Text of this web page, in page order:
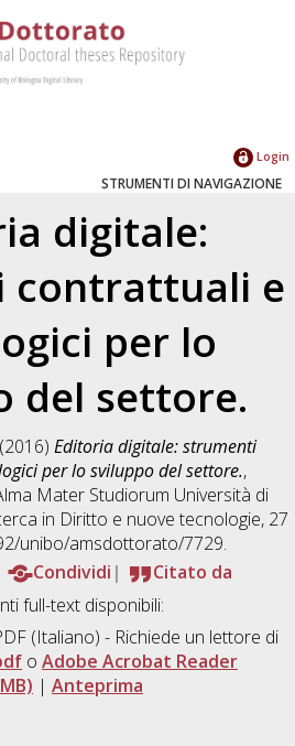
Login
STRUMENTI DI NAVIGAZIONE
digitale:
contrattuali e
per lo
del settore.
(2016) Editoria digitale: strumenti
per lo sviluppo del settore.,
Mater Studiorum Università di
in Diritto e nuove tecnologie, 27
unibo/amsdottorato/7729.
Condividi
Citato da
full-text disponibili:
(Italiano) - Richiede un lettore di
o Adobe Acrobat Reader
| Anteprima